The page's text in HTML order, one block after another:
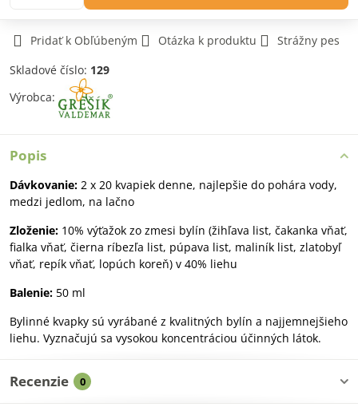
Pridať k Obľúbeným Otázka k produktu
Strážny pes
Skladové číslo: 129
Výrobca:
Popis
Dávkovanie: 2 x 20 kvapiek denne, najlepšie do pohára vody,
medzi jedlom, na lačno
Zloženie: 10% výťažok zo zmesi bylín (žihľava list, čakanka vňať,
fialka vňať, čierna ríbezľa list, púpava list, maliník list, zlatobyľ
vňať, repík vňať, lopúch koreň) v 40% liehu
Balenie: 50 ml
Bylinné kvapky sú vyrábané z kvalitných bylín a najjemnejšieho
liehu. Vyznačujú sa vysokou koncentráciou účinných látok.
Recenzie 0